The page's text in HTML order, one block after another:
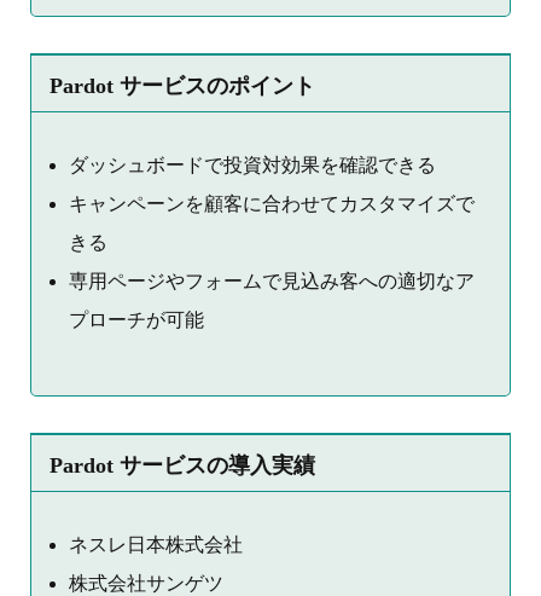
Pardot サービスのポイント
ダッシュボードで投資対効果を確認できる
キャンペーンを顧客に合わせてカスタマイズで
きる
専用ページやフォームで見込み客への適切なア
プローチが可能
Pardot サービスの導入実績
ネスレ日本株式会社
株式会社サンゲツ